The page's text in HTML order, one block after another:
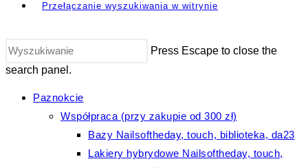
Przełączanie wyszukiwania w witrynie
Press Escape to close the
search panel.
Paznokcie
Współpraca (przy zakupie od 300 zł)
Bazy Nailsoftheday, touch, biblioteka, da23
Lakiery hybrydowe Nailsoftheday, touch,